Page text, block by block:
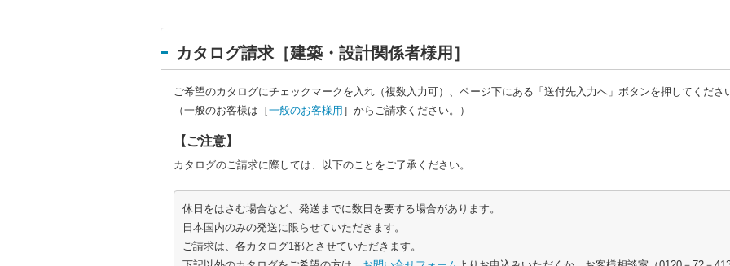
カタログ請求［建築・設計関係者様用］
ご希望のカタログにチェックマークを入れ（複数入力可）、ページ下にある「送付先入力へ」ボタンを押してくださ
（一般のお客様は［一般のお客様用 ］からご請求ください。）
【ご注意】
カタログのご請求に際しては、以下のことをご了承ください。
休日をはさむ場合など、発送までに数日を要する場合があります。
日本国内のみの発送に限らせていただきます。
ご請求は、各カタログ1部とさせていただきます。